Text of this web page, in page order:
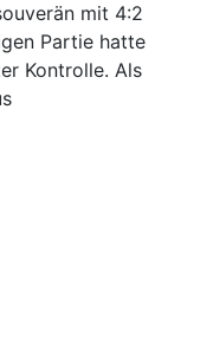
mit 4:2
Partie hatte
Kontrolle. Als